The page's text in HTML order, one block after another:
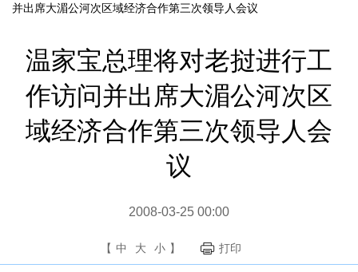
并出席大湄公河次区域经济合作第三次领导人会议
温家宝总理将对老挝进行工
作访问并出席大湄公河次区
域经济合作第三次领导人会
议
2008-03-25 00:00
【 中 大 小 】 打印